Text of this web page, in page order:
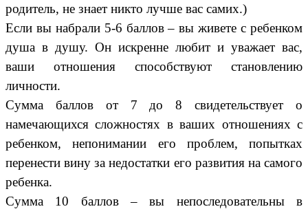
родитель, не знает никто лучше вас самих.)
Если вы набрали 5-6 баллов – вы живете с ребенком
душа в душу. Он искренне любит и уважает вас,
ваши отношения способствуют становлению
личности.
Сумма баллов от 7 до 8 свидетельствует о
намечающихся сложностях в ваших отношениях с
ребенком, непонимании его проблем, попытках
перенести вину за недостатки его развития на самого
ребенка.
Сумма 10 баллов – вы непоследовательны в